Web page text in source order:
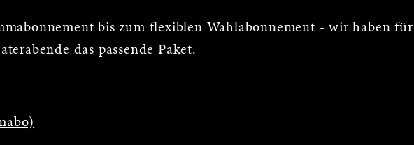
bis zum flexiblen Wahlabonnement - wir haben für
das passende Paket.